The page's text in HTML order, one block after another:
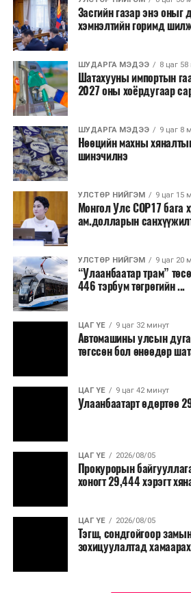
Засгийн газар энэ оныг
хэмнэлтийн горимд
ШУДАРГА МЭДЭЭ 8 цаг
Шатахууны импортын
2027 оны хоёрдугаар
ШУДАРГА МЭДЭЭ 9 цаг 8
Нөөцийн махны
шинэчилнэ
УЛСТӨР НИЙГЭМ 9 цаг 15
Монгол Улс COP17 бага
ам.долларын
УЛСТӨР НИЙГЭМ 9 цаг 20
“Улаанбаатар трам”
446 тэрбум төгрөгийн ...
ЦАГ ҮЕ 9 цаг 32 минут
Автомашины улсын
төгссөн бол өнөөдөр
ЦАГ ҮЕ 9 цаг 42 минут
Улаанбаатарт өдөртөө
ЦАГ ҮЕ 2026/08/05
Прокурорын
хоногт 29,444 хэрэгт
ЦАГ ҮЕ 2026/08/05
Тэгш, сондгойгоор
зохицуулалтад